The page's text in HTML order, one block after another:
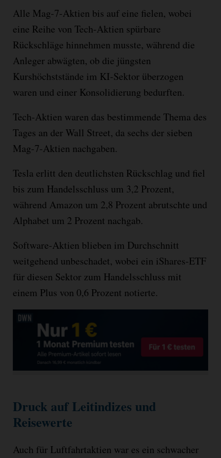
Alle Mag-7-Aktien bis auf eine fielen, wobei
eine Reihe von Tech-Aktien spürbare
Rückschläge hinnehmen musste, während die
Anleger abwägten, ob die jüngsten
Kurshöchststände im KI-Sektor überzogen
waren und einer Konsolidierung bedurften.
Tech-Aktien waren das bestimmende Thema des
Tages an der Wall Street, da sechs der sieben
Mag-7-Aktien nachgaben.
Tesla erlitt den deutlichsten Rückschlag und fiel
bis zum Handelsschluss um 3,2 Prozent,
während Amazon um 2,8 Prozent abrutschte und
Alphabet um 2 Prozent nachgab.
Software-Aktien blieben im Durchschnitt
weitgehend unbeschadet, wobei ein iShares-ETF
für diesen Sektor zum Handelsschluss mit
einem Plus von 0,6 Prozent notierte.
Druck auf Leitindizes und
Reisewerte
Auch für Luftfahrtaktien war es ein schwacher